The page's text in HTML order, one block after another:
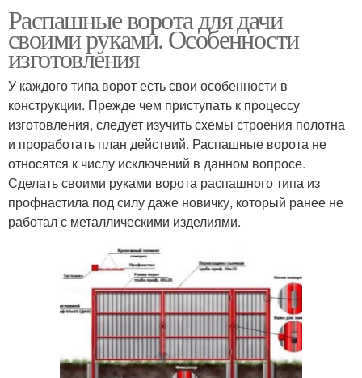
Распашные ворота для дачи
своими руками. Особенности
изготовления
У каждого типа ворот есть свои особенности в
конструкции. Прежде чем приступать к процессу
изготовления, следует изучить схемы строения полотна
и проработать план действий. Распашные ворота не
относятся к числу исключений в данном вопросе.
Сделать своими руками ворота распашного типа из
профнастила под силу даже новичку, который ранее не
работал с металлическими изделиями.